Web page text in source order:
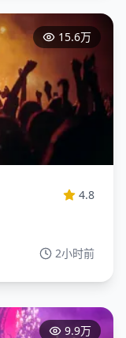
15.6万
4.8
2小时前
9.9万